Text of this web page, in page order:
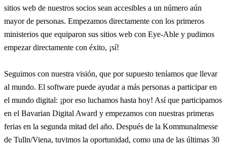
sitios web de nuestros socios sean accesibles a un número aún
mayor de personas. Empezamos directamente con los primeros
ministerios que equiparon sus sitios web con Eye-Able y pudimos
empezar directamente con éxito, ¡sí!
Seguimos con nuestra visión, que por supuesto teníamos que llevar
al mundo. El software puede ayudar a más personas a participar en
el mundo digital: ¡por eso luchamos hasta hoy! Así que participamos
en el Bavarian Digital Award y empezamos con nuestras primeras
ferias en la segunda mitad del año. Después de la Kommunalmesse
de Tulln/Viena, tuvimos la oportunidad, como una de las últimas 30